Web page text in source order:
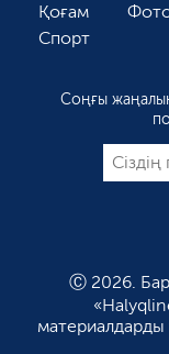
Қоғам
Спорт
Соңғы
Ⓒ 2026.
материалдарды